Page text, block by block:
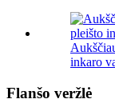
inkaro
Flanšo veržlė